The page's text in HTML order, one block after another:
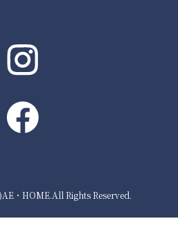
・HOME.All Rights Reserved.